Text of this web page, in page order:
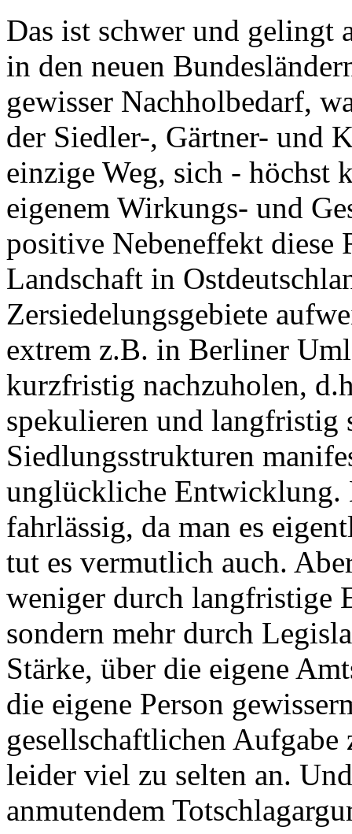
Das ist schwer und gelingt
in den neuen
gewisser Nachholbedarf,
der Siedler-, Gärtner- und
einzige Weg, sich -
eigenem Wirkungs- und
positive Nebeneffekt diese
Landschaft in
Zersiedelungsgebiete
extrem z.B. in Berliner
kurzfristig nachzuholen,
spekulieren und langfristig
Siedlungsstrukturen
unglückliche Entwicklung.
fahrlässig, da man es
tut es vermutlich auch.
weniger durch langfristige
sondern mehr durch
Stärke, über die eigene
die eigene Person
gesellschaftlichen
leider viel zu selten an.
anmutendem